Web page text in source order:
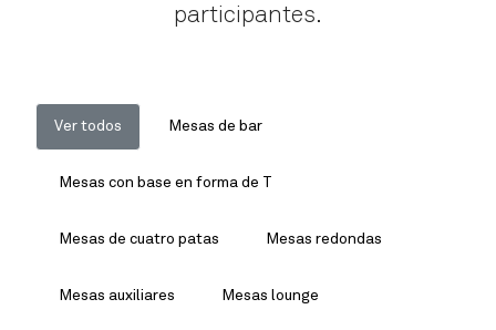
participantes.
Ver todos Mesas de bar
Mesas con base en forma de T
Mesas de cuatro patas Mesas redondas
Mesas auxiliares Mesas lounge